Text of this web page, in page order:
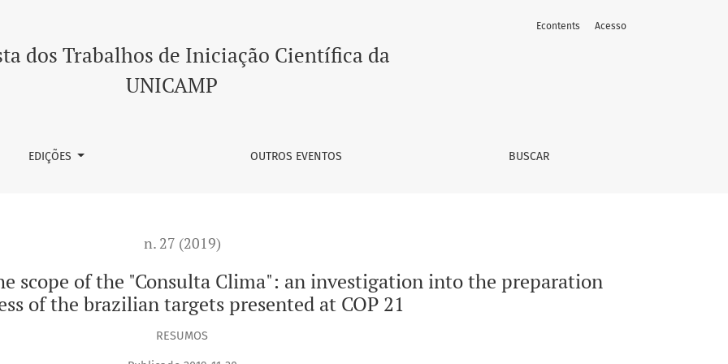
Clima": an investigation into the preparation process of the brazilian targets presented at COP 21
dos Trabalhos de Iniciação Científica da
UNICAMP
EDIÇÕES OUTROS EVENTOS BUSCAR
Econtents Acesso
n. 27 (2019)
scope of the "Consulta Clima": an investigation into the preparation
of the brazilian targets presented at COP 21
RESUMOS